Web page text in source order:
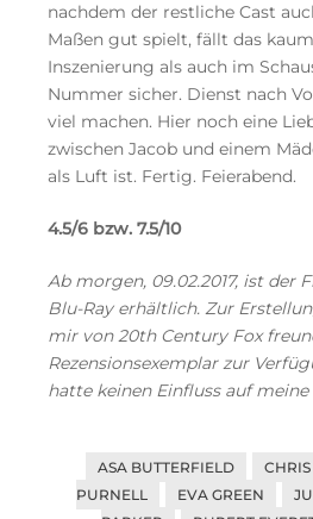
nachdem der restliche Cast
Maßen gut spielt, fällt das
Inszenierung als auch im
Nummer sicher. Dienst nach
viel machen. Hier noch eine
zwischen Jacob und einem
als Luft ist. Fertig. Feierabend.
4.5/6 bzw. 7.5/10
Ab morgen, 09.02.2017, ist der
Blu-Ray erhältlich. Zur
mir von 20th Century Fox
Rezensionsexemplar zur
hatte keinen Einfluss auf
ASA BUTTERFIELD
PURNELL
EVA GREEN